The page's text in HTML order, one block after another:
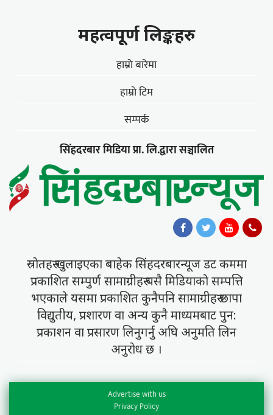
महत्वपूर्ण लिङ्कहरु
हाम्राे बारेमा
हाम्राे टिम
सम्पर्क
सिंहदरबार मिडिया प्रा. लि.द्वारा सञ्चालित
स्राेतहरु खुलाइएका बाहेक सिंहदरबारन्यूज डट कममा
प्रकाशित सम्पुर्ण सामाग्रीहरु यसै मिडियाकाे सम्पत्ति
भएकाले यसमा प्रकाशित कुनैपनि सामाग्रीहरु छापा
विद्युतीय, प्रशारण वा अन्य कुनै माध्यमबाट पुन:
प्रकाशन वा प्रसारण लिनुगर्नु अघि अनुमति लिन
अनुराेध छ ।
Advertise with us
Privacy Policy